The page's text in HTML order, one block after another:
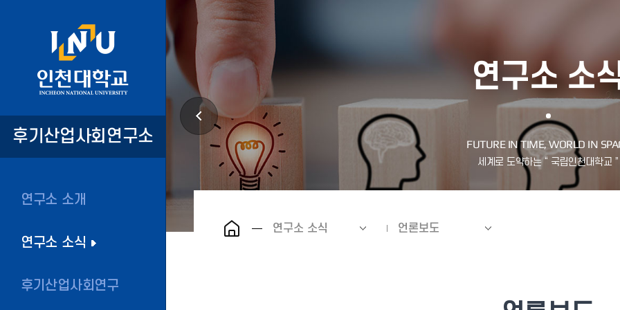
후기산업사회연구소
연구소 소개
연구소 소식
후기산업사회연구
연구소 소
연구소 소식 언론보도